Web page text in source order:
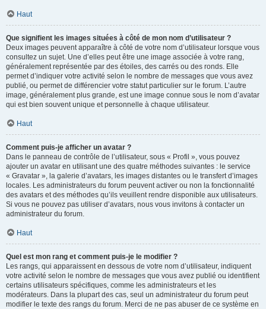
Haut
Que signifient les images situées à côté de mon nom d’utilisateur ?
Deux images peuvent apparaître à côté de votre nom d’utilisateur lorsque vous
consultez un sujet. Une d’elles peut être une image associée à votre rang,
généralement représentée par des étoiles, des carrés ou des ronds. Elle
permet d’indiquer votre activité selon le nombre de messages que vous avez
publié, ou permet de différencier votre statut particulier sur le forum. L’autre
image, généralement plus grande, est une image connue sous le nom d’avatar
qui est bien souvent unique et personnelle à chaque utilisateur.
Haut
Comment puis-je afficher un avatar ?
Dans le panneau de contrôle de l’utilisateur, sous « Profil », vous pouvez
ajouter un avatar en utilisant une des quatre méthodes suivantes : le service
« Gravatar », la galerie d’avatars, les images distantes ou le transfert d’images
locales. Les administrateurs du forum peuvent activer ou non la fonctionnalité
des avatars et des méthodes qu’ils veuillent rendre disponible aux utilisateurs.
Si vous ne pouvez pas utiliser d’avatars, nous vous invitons à contacter un
administrateur du forum.
Haut
Quel est mon rang et comment puis-je le modifier ?
Les rangs, qui apparaissent en dessous de votre nom d’utilisateur, indiquent
votre activité selon le nombre de messages que vous avez publié ou identifient
certains utilisateurs spécifiques, comme les administrateurs et les
modérateurs. Dans la plupart des cas, seul un administrateur du forum peut
modifier le texte des rangs du forum. Merci de ne pas abuser de ce système en